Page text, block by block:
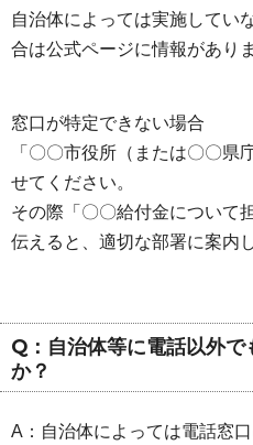
自治体によっては実施してい
合は公式ページに情報があり
窓口が特定できない場合
「〇〇市役所（または〇〇県
せてください。
その際「〇〇給付金について
伝えると、適切な部署に案内
Q：自治体等に電話以外
か？
A：自治体によっては電話窓